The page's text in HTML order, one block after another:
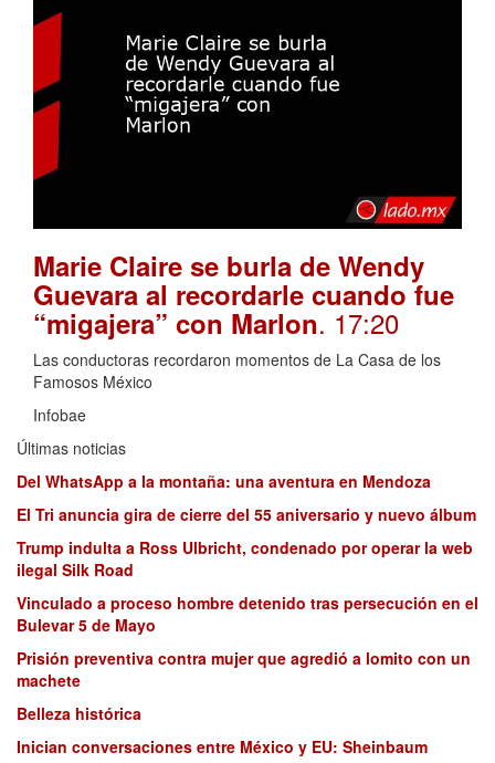
Marie Claire se burla de Wendy
Guevara al recordarle cuando fue
“migajera” con Marlon. 17:20
Las conductoras recordaron momentos de La Casa de los
Famosos México
Infobae
Últimas noticias
Del WhatsApp a la montaña: una aventura en Mendoza
El Tri anuncia gira de cierre del 55 aniversario y nuevo álbum
Trump indulta a Ross Ulbricht, condenado por operar la web
ilegal Silk Road
Vinculado a proceso hombre detenido tras persecución en el
Bulevar 5 de Mayo
Prisión preventiva contra mujer que agredió a lomito con un
machete
Belleza histórica
Inician conversaciones entre México y EU: Sheinbaum